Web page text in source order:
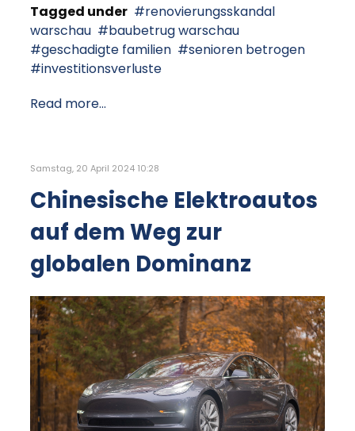
Tagged under
renovierungsskandal
warschau
baubetrug warschau
geschadigte familien
senioren betrogen
investitionsverluste
Read more...
Samstag, 20 April 2024 10:28
Chinesische Elektroautos
auf dem Weg zur
globalen Dominanz